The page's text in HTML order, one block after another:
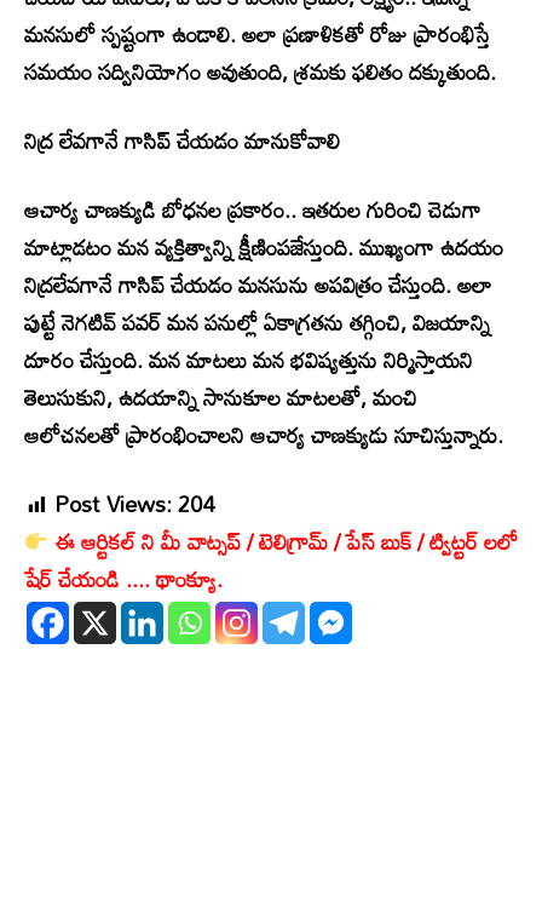
మనసులో స్పష్టంగా ఉండాలి. అలా ప్రణాళికతో రోజు ప్రారంభిస్తే
సమయం సద్వినియోగం అవుతుంది, శ్రమకు ఫలితం దక్కుతుంది.
నిద్ర లేవగానే గాసిప్ చేయడం మానుకోవాలి
ఆచార్య చాణక్యుడి బోధనల ప్రకారం.. ఇతరుల గురించి చెడుగా
మాట్లాడటం మన వ్యక్తిత్వాన్ని క్షీణింపజేస్తుంది. ముఖ్యంగా ఉదయం
నిద్రలేవగానే గాసిప్ చేయడం మనసును అపవిత్రం చేస్తుంది. అలా
పుట్టే నెగటివ్ పవర్ మన పనుల్లో ఏకాగ్రతను తగ్గించి, విజయాన్ని
దూరం చేస్తుంది. మన మాటలు మన భవిష్యత్తును నిర్మిస్తాయని
తెలుసుకుని, ఉదయాన్ని సానుకూల మాటలతో, మంచి
ఆలోచనలతో ప్రారంభించాలని ఆచార్య చాణక్యుడు సూచిస్తున్నారు.
Post Views:204
ఈ ఆర్టికల్ ని మీ వాట్సప్ / టెలిగ్రామ్ / పేస్ బుక్ / ట్విట్టర్ లలో
షేర్ చేయండి .... థాంక్యూ.